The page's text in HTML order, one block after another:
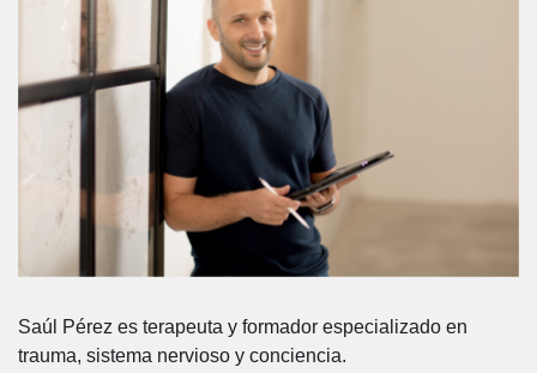
Saúl Pérez es terapeuta y formador especializado en
trauma, sistema nervioso y conciencia.